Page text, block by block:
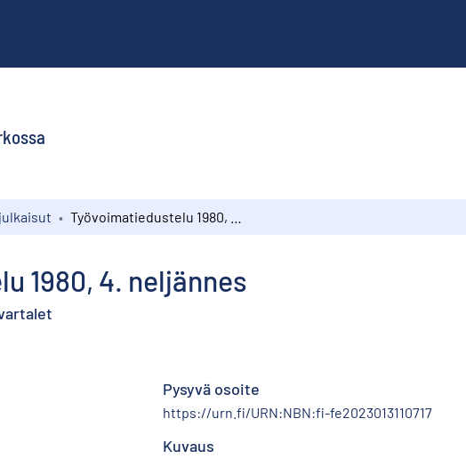
1980, 4. neljännes
Pysyvä osoite
https://urn.fi/URN:NBN:fi-fe2023013110717
Kuvaus